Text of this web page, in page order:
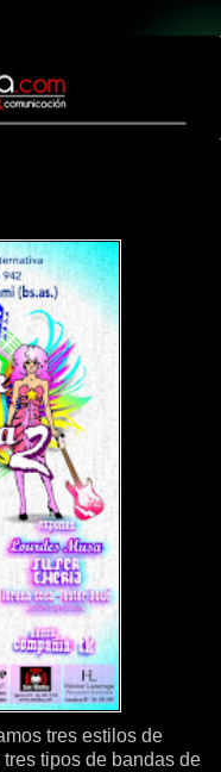
tres estilos de
tipos de bandas de